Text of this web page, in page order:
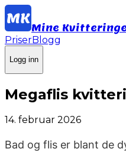
Mine
PriserBlogg
Logg inn
Megaflis
14. februar 2026
Bad og flis er blant de